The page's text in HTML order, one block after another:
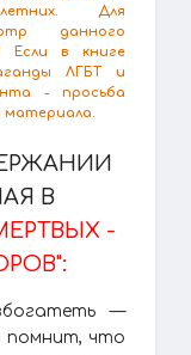
Для
данного
Если в книге
ЛГБТ и
- просьба
материала.
В
-
—
помнит, что